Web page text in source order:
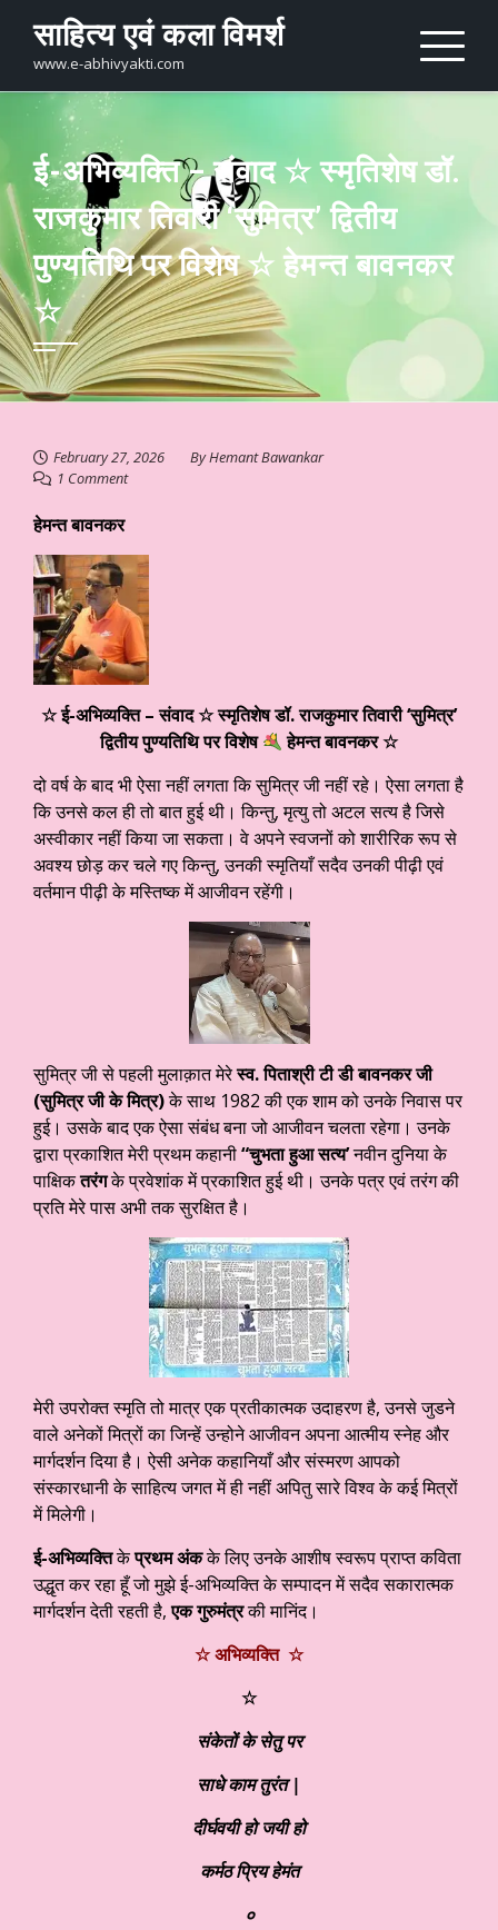
content
साहित्य एवं कला विमर्श
www.e-abhivyakti.com
ई-अभिव्यक्ति – संवाद ☆ स्मृतिशेष डॉ.
राजकुमार तिवारी ‘सुमित्र’ द्वितीय
पुण्यतिथि पर विशेष ☆ हेमन्त बावनकर
☆
February 27, 2026 ByHemant Bawankar
1 Comment
हेमन्त बावनकर
☆ ई-अभिव्यक्ति – संवाद ☆ स्मृतिशेष डॉ. राजकुमार तिवारी ‘सुमित्र’
द्वितीय पुण्यतिथि पर विशेष
हेमन्त बावनकर ☆
दो वर्ष के बाद भी ऐसा नहीं लगता कि सुमित्र जी नहीं रहे। ऐसा लगता है
कि उनसे कल ही तो बात हुई थी। किन्तु, मृत्यु तो अटल सत्य है जिसे
अस्वीकार नहीं किया जा सकता। वे अपने स्वजनों को शारीरिक रूप से
अवश्य छोड़ कर चले गए किन्तु, उनकी स्मृतियाँ सदैव उनकी पीढ़ी एवं
वर्तमान पीढ़ी के मस्तिष्क में आजीवन रहेंगी।
सुमित्र जी से पहली मुलाक़ात मेरेस्व. पिताश्री टी डी बावनकर जी
(सुमित्र जी के मित्र)के साथ 1982 की एक शाम को उनके निवास पर
हुई। उसके बाद एक ऐसा संबंध बना जो आजीवन चलता रहेगा। उनके
द्वारा प्रकाशित मेरी प्रथम कहानी“चुभता हुआ सत्य’नवीन दुनिया के
पाक्षिकतरंगके प्रवेशांक में प्रकाशित हुई थी। उनके पत्र एवं तरंग की
प्रति मेरे पास अभी तक सुरक्षित है।
मेरी उपरोक्त स्मृति तो मात्र एक प्रतीकात्मक उदाहरण है, उनसे जुडने
वाले अनेकों मित्रों का जिन्हें उन्होने आजीवन अपना आत्मीय स्नेह और
मार्गदर्शन दिया है। ऐसी अनेक कहानियाँ और संस्मरण आपको
संस्कारधानी के साहित्य जगत में ही नहीं अपितु सारे विश्व के कई मित्रों
में मिलेगी।
ई-अभिव्यक्तिकेप्रथम अंकके लिए उनके आशीष स्वरूप प्राप्त कविता
उद्धृत कर रहा हूँ जो मुझे ई-अभिव्यक्ति के सम्पादन में सदैव सकारात्मक
मार्गदर्शन देती रहती है,एक गुरुमंत्रकी मानिंद।
☆ अभिव्यक्ति ☆
☆
संकेतों के सेतु पर
साधे काम तुरंत |
दीर्घवयी हो जयी हो
कर्मठ प्रिय हेमंत
०